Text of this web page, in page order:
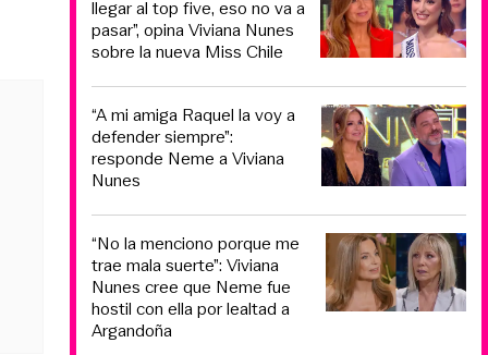
llegar al top five, eso no va a
pasar”, opina Viviana Nunes
sobre la nueva Miss Chile
“A mi amiga Raquel la voy a
defender siempre”:
responde Neme a Viviana
Nunes
“No la menciono porque me
trae mala suerte”: Viviana
Nunes cree que Neme fue
hostil con ella por lealtad a
Argandoña